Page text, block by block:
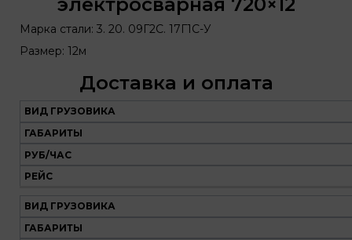
Марка стали: 3. 20. 09Г2С. 17Г1С-У
Размер: 12м
Доставка и оплата
Наш
транспорт
Вид
грузовика
ВИД ГРУЗОВИКА
ГАБАРИТЫ
РУБ/ЧАС
РЕЙС
ВИД ГРУЗОВИКА
ГАБАРИТЫ